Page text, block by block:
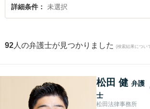
い』『初回相談無料で個人再生を法律相談できる広島
詳細条件 未選択
92 人の弁護士が見つかりました (検索結果につい
松田 健 弁護
士
松田法律事務所